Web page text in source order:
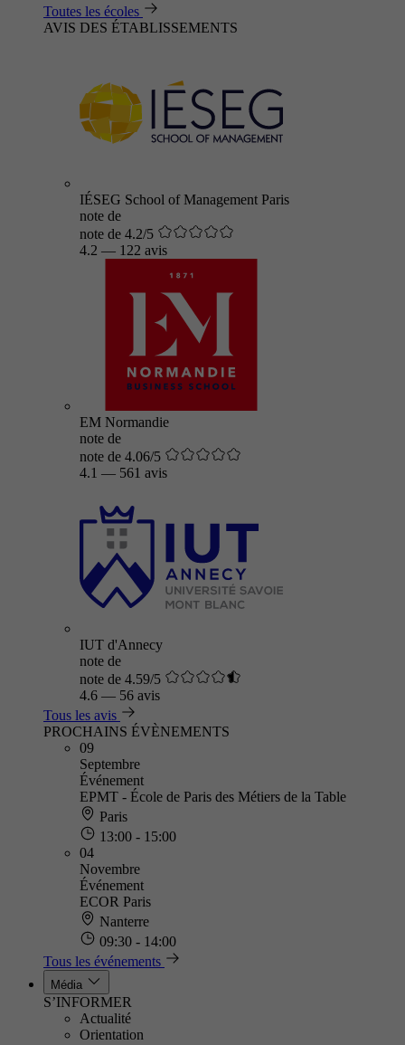
Toutes les écoles
AVIS DES ÉTABLISSEMENTS
IÉSEG School of Management Paris
note de
note de 4.2/5
4.2 — 122 avis
EM Normandie
note de
note de 4.06/5
4.1 — 561 avis
IUT d'Annecy
note de
note de 4.59/5
4.6 — 56 avis
Tous les avis
PROCHAINS ÉVÈNEMENTS
09
Septembre
Événement
EPMT - École de Paris des Métiers de la Table
Paris
13:00 - 15:00
04
Novembre
Événement
ECOR Paris
Nanterre
09:30 - 14:00
Tous les événements
Média
S’INFORMER
Actualité
Orientation